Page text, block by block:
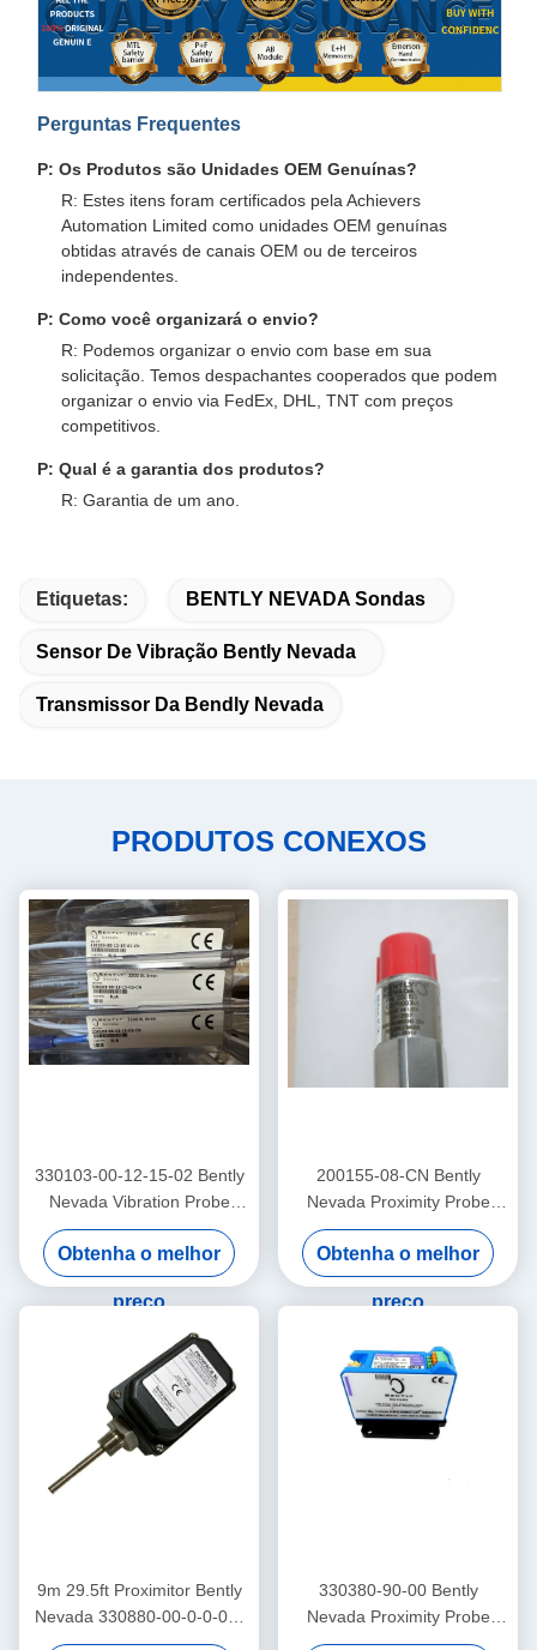
Perguntas Frequentes
P: Os Produtos são Unidades OEM Genuínas?
R: Estes itens foram certificados pela Achievers
Automation Limited como unidades OEM genuínas
obtidas através de canais OEM ou de terceiros
independentes.
P: Como você organizará o envio?
R: Podemos organizar o envio com base em sua
solicitação. Temos despachantes cooperados que podem
organizar o envio via FedEx, DHL, TNT com preços
competitivos.
P: Qual é a garantia dos produtos?
R: Garantia de um ano.
Etiquetas: BENTLY NEVADA Sondas
Sensor De Vibração Bently Nevada
Transmissor Da Bendly Nevada
PRODUTOS CONEXOS
330103-00-12-15-02 Bently
Nevada Vibration Probe
3300 Xl Proximitor Sensor
Obtenha o melhor
preço
200155-08-CN Bently
Nevada Proximity Probe
Trendmaster Pro
acelerômetro de baixa
frequência
Obtenha o melhor
preço
9m 29.5ft Proximitor Bently
Nevada 330880-00-0-0-03-
02 PROXPAC Proximity
330380-90-00 Bently
Nevada Proximity Probe
3300 XL Sensor de